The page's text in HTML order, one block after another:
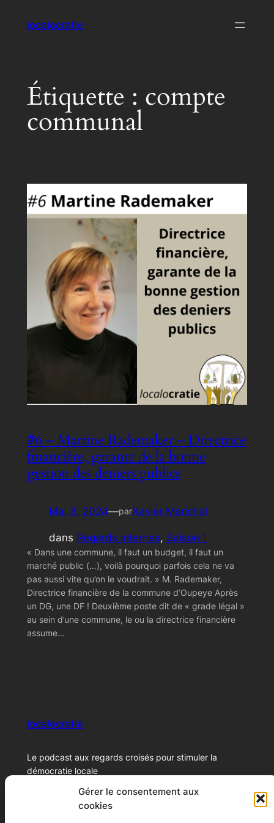
Gérer le consentement aux
cookies
localocratie
Étiquette : compte
communal
#6 – Martine Rademaker – Directrice
financière, garante de la bonne
gestion des deniers publics
Mai 3, 2024—parXavier Marichal
dans Regards internes, Saison 1
« Dans une commune, il faut un budget, il faut un
marché public (…), voilà pourquoi parfois cela ne va
pas aussi vite qu’on le voudrait. » M. Rademaker,
Directrice financière de la commune d’Oupeye Après
un DG, une DF ! Deuxième poste dit de « grade légal »
au sein d’une commune, le ou la directrice financière
assume…
localocratie
Le podcast aux regards croisés pour stimuler la
démocratie locale
© 2024 – Xavier Marichal